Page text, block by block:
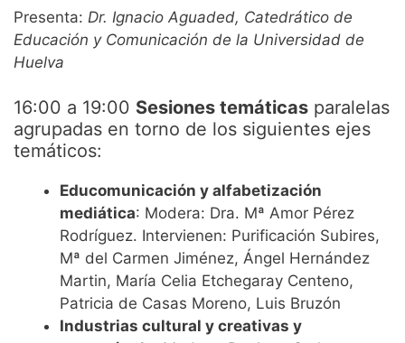
Presenta: Dr. Ignacio Aguaded, Catedrático de
Educación y Comunicación de la Universidad de
Huelva
16:00 a 19:00 Sesiones temáticas paralelas
agrupadas en torno de los siguientes ejes
temáticos:
Educomunicación y alfabetización
mediática: Modera: Dra. Mª Amor Pérez
Rodríguez. Intervienen: Purificación Subires,
Mª del Carmen Jiménez, Ángel Hernández
Martin, María Celia Etchegaray Centeno,
Patricia de Casas Moreno, Luis Bruzón
Industrias cultural y creativas y